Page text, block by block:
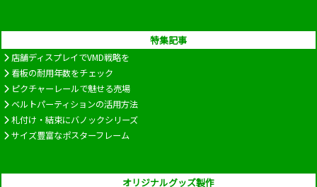
特集記事
店舗ディスプレイでVMD戦略を
看板の耐用年数をチェック
ピクチャーレールで魅せる売場
ベルトパーティションの活用方法
札付け・結束にバノックシリーズ
サイズ豊富なポスターフレーム
オリジナルグッズ製作